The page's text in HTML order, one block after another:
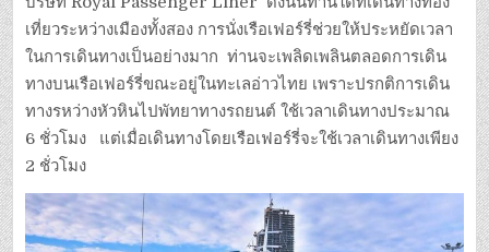
เที่ยวระหว่างเมืองทั้งสอง การนั่งเรือเฟอร์รี่ช่วยให้ประหยัดเวลา
ในการเดินทางเป็นอย่างมาก ท่านจะเพลิดเพลินตลอดการเดิน
ทางบนเรือเฟอร์รี่ขณะอยู่ในทะเลอ่าวไทย เพราะปรกติการเดิน
ทางรหว่างหัวหินไปพัทยาทางรถยนต์ ใช้เวลาเดินทางประมาณ
6 ชั่วโมง แต่เมื่อเดินทางโดยเรือเฟอร์รี่จะใช้เวลาเดินทางเพียง
2 ชั่วโมง